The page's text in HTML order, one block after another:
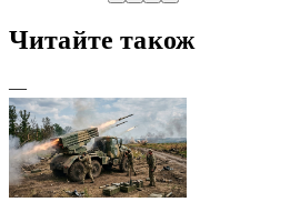
Читайте також
—